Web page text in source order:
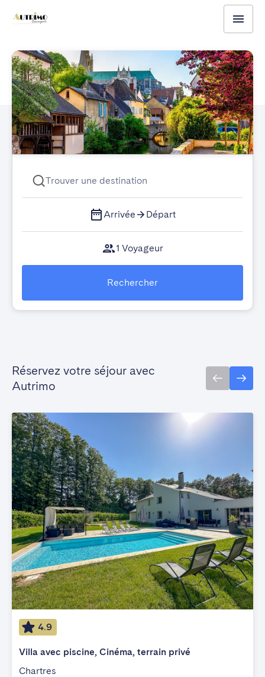
Trouver une destination
Arrivée Départ
1 Voyageur
Rechercher
Réservez votre séjour avec
Autrimo
4.9
Villa avec piscine, Cinéma, terrain privé
Chartres